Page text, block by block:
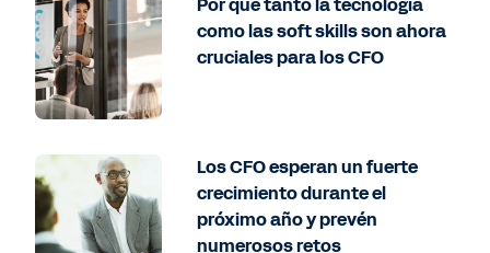
como las soft skills son ahora
cruciales para los CFO
Los CFO esperan un fuerte
crecimiento durante el
próximo año y prevén
numerosos retos